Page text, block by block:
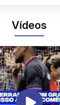
Vídeos